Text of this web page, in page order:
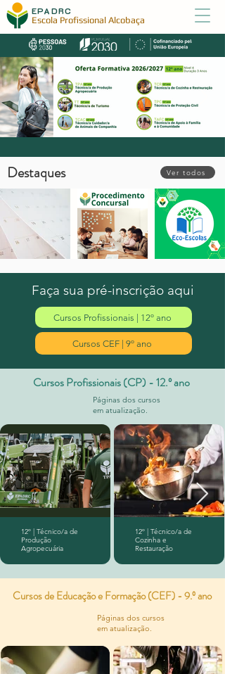
EPADRC
Escola Profissional Alcobaça
Destaques Ver todos
Faça sua pré-inscrição aqui
Cursos Profissionais | 12º ano
Cursos CEF | 9º ano
Cursos Profissionais (CP) - 12.º ano
Páginas dos cursos
em atualização.
12º | Técnico/a de
Produção
Agropecuária
12º | Técnico/a de
Cozinha e
Restauração
Cursos de Educação e Formação (CEF) - 9.º ano
Páginas dos cursos
em atualização.